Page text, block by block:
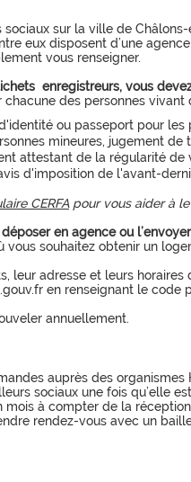
sur la ville de Châlons-
eux disposent d’une
vous renseigner.
enregistreurs, vous
chacune des personnes
ou passeport pour
mineures, jugement
attestant de la régularité de
d'imposition de l'avant-
CERFApour vous aider à
en agence ou
vous souhaitez obtenir un
leur adresse et leurs horaires
en renseignant le code
annuellement.
auprès des
sociaux une fois qu’elle
mois à compter de la
rendez-vous avec un